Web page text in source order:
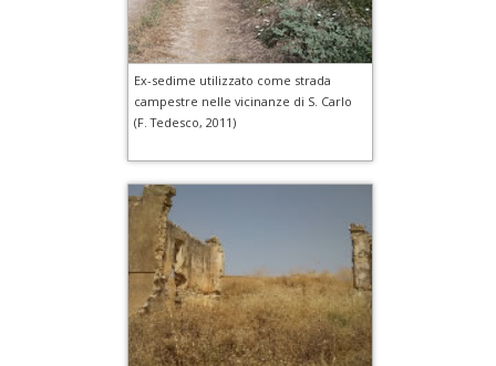
Ex-sedime utilizzato come strada
campestre nelle vicinanze di S. Carlo
(F. Tedesco, 2011)